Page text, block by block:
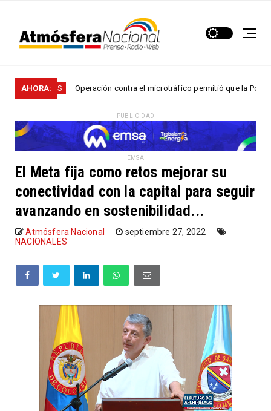
AHORA:
Operación contra el microtráfico permitió que la Policía desarticulara
- PUBLICIDAD -
EMSA
El Meta fija como retos mejorar su
conectividad con la capital para seguir
avanzando en sostenibilidad...
Atmósfera Nacional
septiembre 27, 2022
NACIONALES